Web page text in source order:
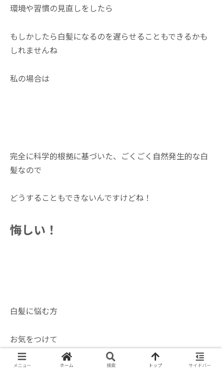
環境や習慣の見直しをしたら
もしかしたら白髪になるのを遅らせることもできるかも
しれませんね
私の場合は
完全に科学的根拠に基づいた、ごくごく自然発生的な白
髪なので
どうすることもできないんですけどね！
悔しい！
白髪に悩む方
お気をつけて
ではでは
メニュー ホーム 検索 トップ サイドバー